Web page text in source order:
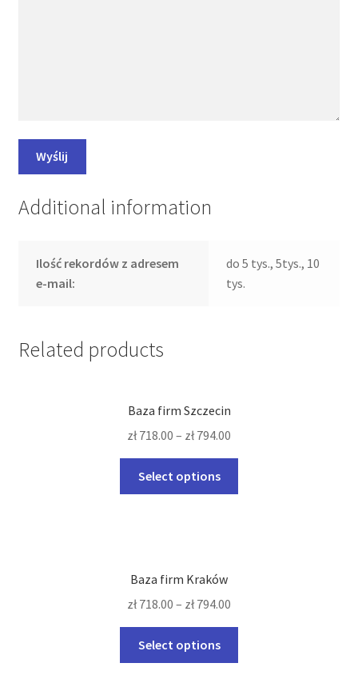
Additional information
Ilość rekordów z adresem
e-mail:
do 5 tys., 5tys., 10
tys.
Related products
Baza firm Szczecin
zł718.00 – zł794.00
Select options
be
on
Baza firm Kraków
zł718.00 – zł794.00
Select options